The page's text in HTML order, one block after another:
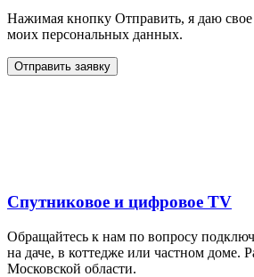
Нажимая кнопку Отправить, я даю свое
моих персональных данных.
Отправить заявку
Спутниковое и цифровое TV
Обращайтесь к нам по вопросу
на даче, в коттедже или частном доме.
Московской области.